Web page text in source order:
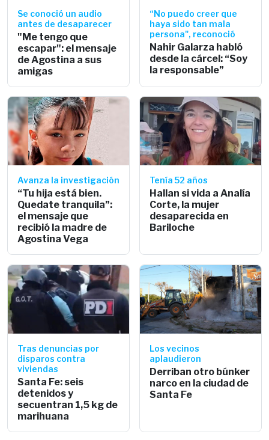
Se conoció un audio
antes de desaparecer
"Me tengo que
escapar": el mensaje
de Agostina a sus
amigas
“No puedo creer que
haya sido tan mala
persona", reconoció
Nahir Galarza habló
desde la cárcel: “Soy
la responsable”
Avanza la investigación
“Tu hija está bien.
Quedate tranquila”:
el mensaje que
recibió la madre de
Agostina Vega
Tenía 52 años
Hallan si vida a Analía
Corte, la mujer
desaparecida en
Bariloche
Tras denuncias por
disparos contra
viviendas
Santa Fe: seis
detenidos y
secuentran 1,5 kg de
marihuana
Los vecinos
aplaudieron
Derriban otro búnker
narco en la ciudad de
Santa Fe